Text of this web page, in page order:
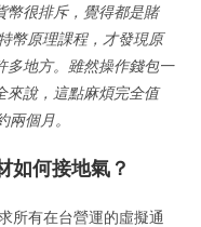
幣很排斥，覺得都是賭
幣原理課程，才發現原
多地方。雖然操作錢包一
來說，這點麻煩完全值
個月。
如何接地氣？
所有在台營運的虛擬通